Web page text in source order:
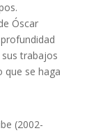
Óscar
trabajos
que se haga
(2002-